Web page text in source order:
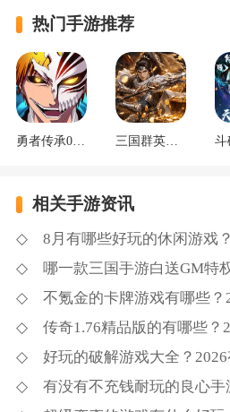
热门手游推荐
勇者传承0.1折死神觉醒 三国群英传：鸿鹄霸业掘金版
相关手游资讯
8月有哪些好玩的休闲游戏？2026休
哪一款三国手游白送GM特权？2026长
不氪金的卡牌游戏有哪些？2026
传奇1.76精品版的有哪些？2026
好玩的破解游戏大全？2026有没
有没有不充钱耐玩的良心手游？